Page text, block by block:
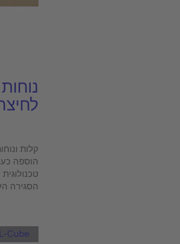
קלות
הוספה
הסגירה
L-Cube